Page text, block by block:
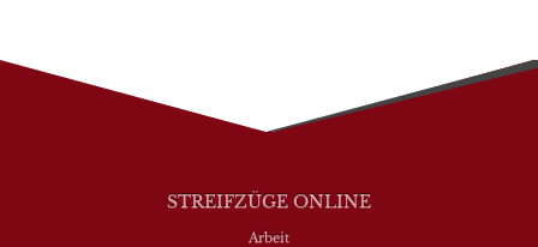
STREIFZÜGE ONLINE
Arbeit